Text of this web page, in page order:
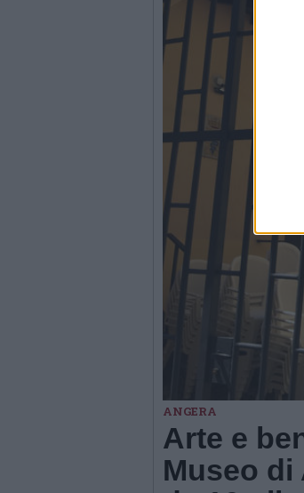
ANGERA
Arte e
Museo